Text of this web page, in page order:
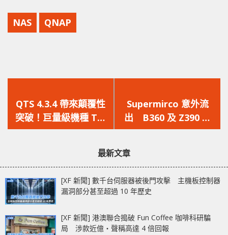
NAS QNAP
一
篇
文
QTS 4.3.4 帶來顛覆性
突破！巨量級機種 TS-
1635 10GbE NAS 獲得
大量檔案快照，性價比
一
篇
文
Supermirco 意外流
出 B360 及 Z390 主
機板曝光 主流平台將
最新文章
[XF 新聞] 數千台伺服器被後門攻擊 主機板控制器
漏洞部分甚至超過 10 年歷史
[XF 新聞] 港澳聯合搗破 Fun Coffee 咖啡科研騙
局 涉款近億‧聲稱高達 4 倍回報